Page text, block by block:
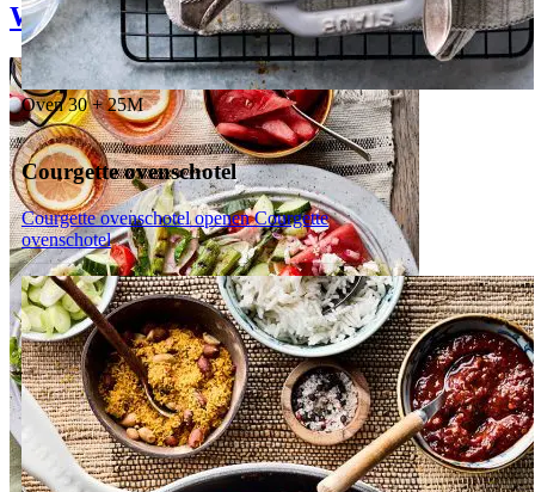
Oven30 + 25M
Courgette ovenschotel
Courgette ovenschotel openenCourgette
ovenschotel
Weekmenu